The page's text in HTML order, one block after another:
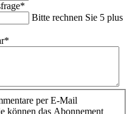
*
Bitte rechnen Sie 5 plus
*
per E-Mail
können das Abonnement